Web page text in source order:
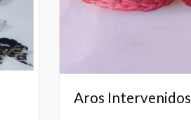
Aros Intervenidos